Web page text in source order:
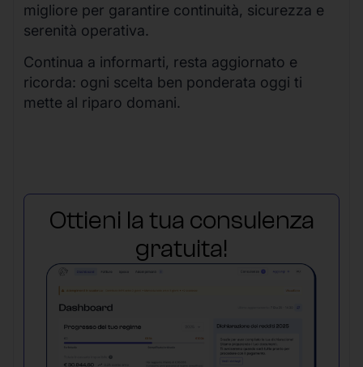
migliore per garantire continuità, sicurezza e
serenità operativa.
Continua a informarti, resta aggiornato e
ricorda: ogni scelta ben ponderata oggi ti
mette al riparo domani.
Ottieni la tua consulenza
gratuita!